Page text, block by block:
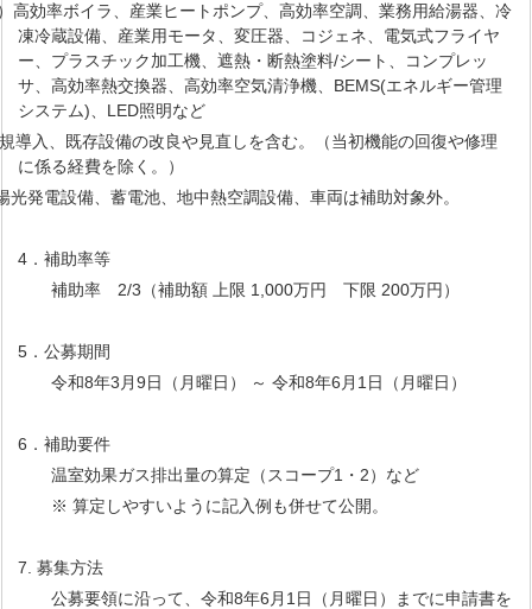
効率ボイラ、産業ヒートポンプ、高効率空調、業務用給湯器、冷
凍冷蔵設備、産業用モータ、変圧器、コジェネ、電気式フライヤ
ー、プラスチック加工機、遮熱・断熱塗料/シート、コンプレッ
サ、高効率熱交換器、高効率空気清浄機、BEMS(エネルギー管理
システム)、LED照明など
、既存設備の改良や見直しを含む。（当初機能の回復や修理
に係る経費を除く。）
電設備、蓄電池、地中熱空調設備、車両は補助対象外。
4．補助率等
補助率 2/3（補助額 上限 1,000万円 下限 200万円）
5．公募期間
令和8年3月9日（月曜日） ～ 令和8年6月1日（月曜日）
6．補助要件
温室効果ガス排出量の算定（スコープ1・2）など
※ 算定しやすいように記入例も併せて公開。
7. 募集方法
公募要領に沿って、令和8年6月1日（月曜日）までに申請書を